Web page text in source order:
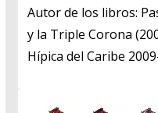
​Autor de los libros:
y la Triple Corona
Hípica del Caribe